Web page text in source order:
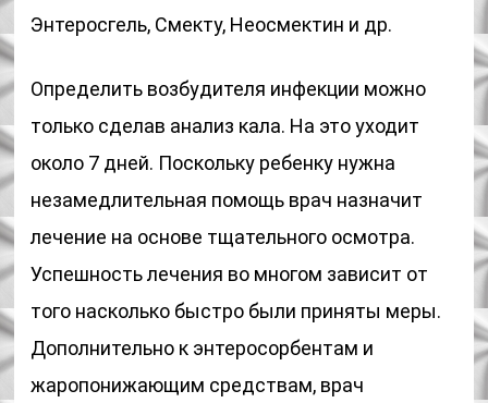
Энтеросгель, Смекту, Неосмектин и др.
Определить возбудителя инфекции можно
только сделав анализ кала. На это уходит
около 7 дней. Поскольку ребенку нужна
незамедлительная помощь врач назначит
лечение на основе тщательного осмотра.
Успешность лечения во многом зависит от
того насколько быстро были приняты меры.
Дополнительно к энтеросорбентам и
жаропонижающим средствам, врач